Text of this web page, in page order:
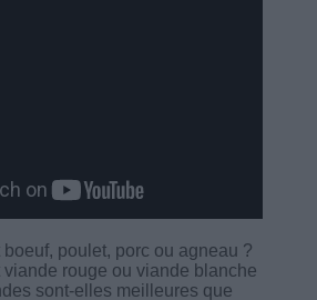
boeuf, poulet, porc ou agneau ?
viande rouge ou viande blanche
sont-elles meilleures que